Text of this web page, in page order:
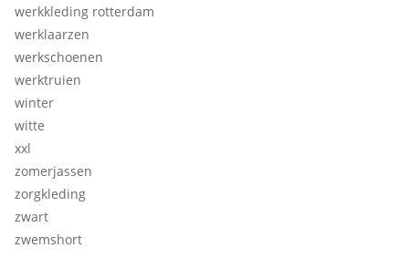
werkkleding rotterdam
werklaarzen
werkschoenen
werktruien
winter
witte
xxl
zomerjassen
zorgkleding
zwart
zwemshort